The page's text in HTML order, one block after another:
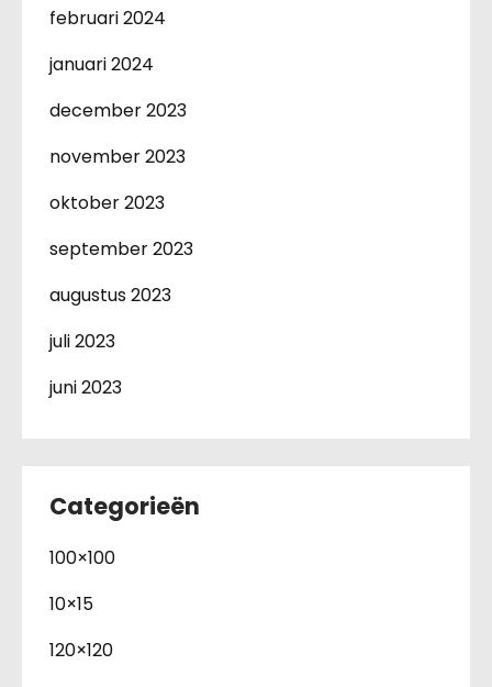
februari 2024
januari 2024
december 2023
november 2023
oktober 2023
september 2023
augustus 2023
juli 2023
juni 2023
Categorieën
100×100
10×15
120×120